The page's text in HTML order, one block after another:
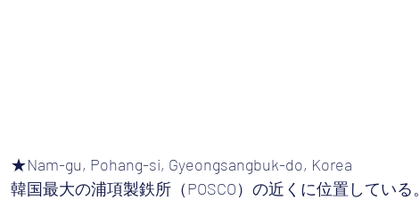
★Nam-gu, Pohang-si, Gyeongsangbuk-do, Korea
韓国最大の浦項製鉄所（POSCO）の近くに位置している。